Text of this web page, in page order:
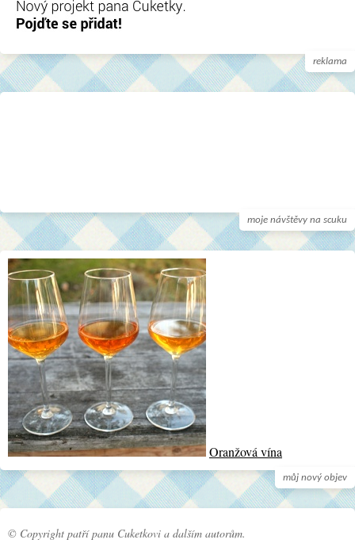
reklama
moje návštěvy na scuku
můj nový objev
Oranžová vína
© Copyright patří panu Cuketkovi a dalším autorům.